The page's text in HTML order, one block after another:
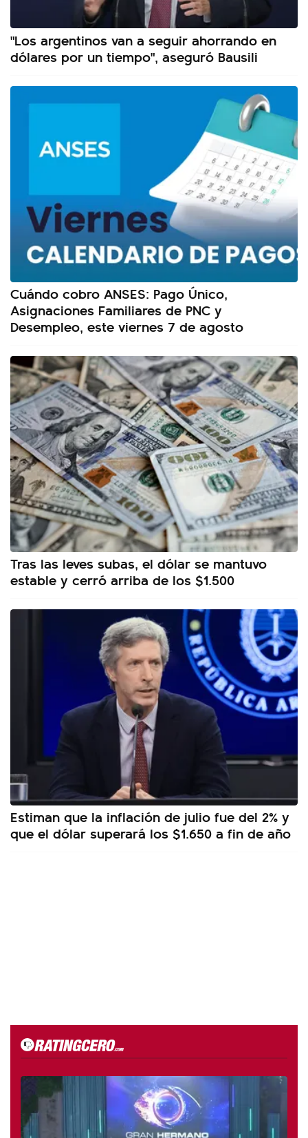
"Los argentinos van a seguir ahorrando en
dólares por un tiempo", aseguró Bausili
Cuándo cobro ANSES: Pago Único,
Asignaciones Familiares de PNC y
Desempleo, este viernes 7 de agosto
Tras las leves subas, el dólar se mantuvo
estable y cerró arriba de los $1.500
Estiman que la inflación de julio fue del 2% y
que el dólar superará los $1.650 a fin de año